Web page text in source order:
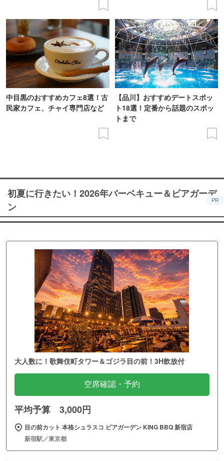
中目黒のおすすめカフェ8選！古
民家カフェ、チャイ専門店など
【品川】おすすめデートスポッ
ト18選！定番から話題のスポッ
トまで
初夏に行きたい！2026年バーベキュー＆ビアガーデ
ン
PR
大人数に！歌舞伎町タワー＆ゴジラ目の前！3H飲放付
空席確認・予約
平均予算 3,000円
目の前カット 本格シュラスコ ビアガーデン KING BBQ 新宿店
新宿駅／東京都